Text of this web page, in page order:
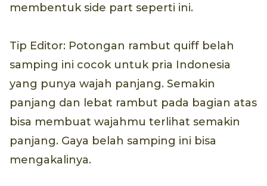
membentuk side part seperti ini.
Tip Editor: Potongan rambut quiff belah
samping ini cocok untuk pria Indonesia
yang punya wajah panjang. Semakin
panjang dan lebat rambut pada bagian atas
bisa membuat wajahmu terlihat semakin
panjang. Gaya belah samping ini bisa
mengakalinya.